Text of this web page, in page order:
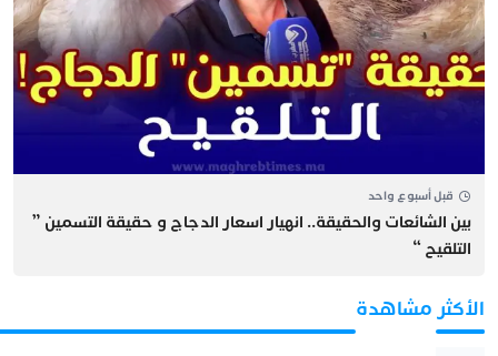
قبل أسبوع واحد
بين الشائعات والحقيقة.. انهيار اسعار الدجاج و حقيقة التسمين ”
التلقيح “
الأكثر مشاهدة